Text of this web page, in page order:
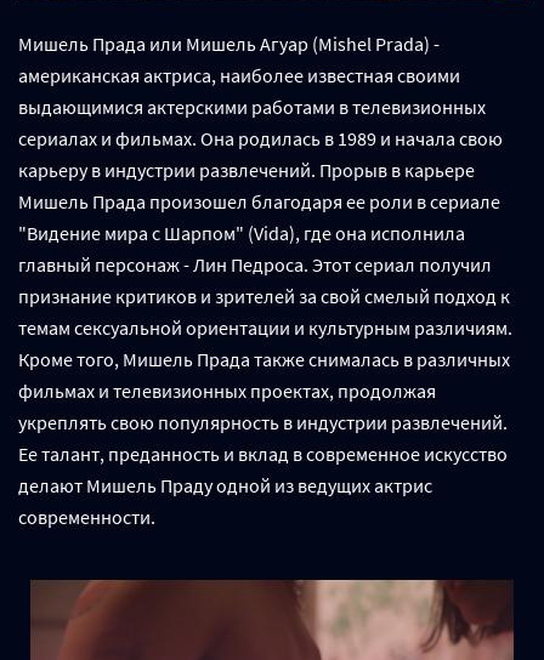
Мишель Прада или Мишель Агуар (Mishel Prada) -
американская актриса, наиболее известная своими
выдающимися актерскими работами в телевизионных
сериалах и фильмах. Она родилась в 1989 и начала свою
карьеру в индустрии развлечений. Прорыв в карьере
Мишель Прада произошел благодаря ее роли в сериале
"Видение мира с Шарпом" (Vida), где она исполнила
главный персонаж - Лин Педроса. Этот сериал получил
признание критиков и зрителей за свой смелый подход к
темам сексуальной ориентации и культурным различиям.
Кроме того, Мишель Прада также снималась в различных
фильмах и телевизионных проектах, продолжая
укреплять свою популярность в индустрии развлечений.
Ее талант, преданность и вклад в современное искусство
делают Мишель Праду одной из ведущих актрис
современности.